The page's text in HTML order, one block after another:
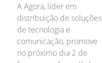
A Agora, líder em
distribuição de soluções
de tecnologia e
comunicação, promove
no próximo dia 2 de